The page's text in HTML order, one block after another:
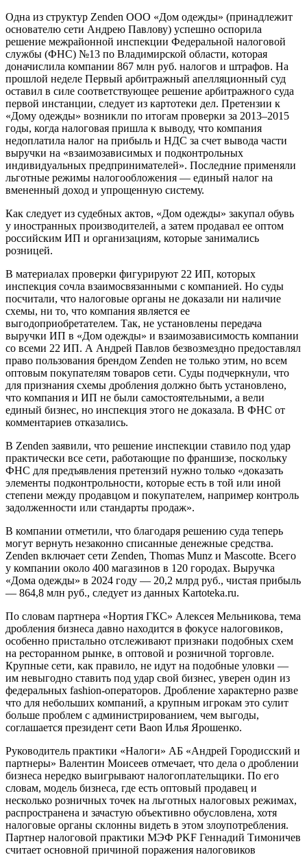
Одна из структур Zenden ООО «Дом одежды» (принадлежит
основателю сети Андрею Павлову) успешно оспорила
решение межрайонной инспекции Федеральной налоговой
службы (ФНС) №13 по Владимирской области, которая
доначислила компании 867 млн руб. налогов и штрафов. На
прошлой неделе Первый арбитражный апелляционный суд
оставил в силе соответствующее решение арбитражного суда
первой инстанции, следует из картотеки дел. Претензии к
«Дому одежды» возникли по итогам проверки за 2013–2015
годы, когда налоговая пришла к выводу, что компания
недоплатила налог на прибыль и НДС за счет вывода части
выручки на «взаимозависимых и подконтрольных
индивидуальных предпринимателей». Последние применяли
льготные режимы налогообложения — единый налог на
вмененный доход и упрощенную систему.
Как следует из судебных актов, «Дом одежды» закупал обувь
у иностранных производителей, а затем продавал ее оптом
российским ИП и организациям, которые занимались
розницей.
В материалах проверки фигурируют 22 ИП, которых
инспекция сочла взаимосвязанными с компанией. Но суды
посчитали, что налоговые органы не доказали ни наличие
схемы, ни то, что компания является ее
выгодоприобретателем. Так, не установлены передача
выручки ИП в «Дом одежды» и взаимозависимость компании
со всеми 22 ИП. А Андрей Павлов безвозмездно предоставлял
право пользования брендом Zenden не только этим, но всем
оптовым покупателям товаров сети. Суды подчеркнули, что
для признания схемы дробления должно быть установлено,
что компания и ИП не были самостоятельными, а вели
единый бизнес, но инспекция этого не доказала. В ФНС от
комментариев отказались.
В Zenden заявили, что решение инспекции ставило под удар
практически все сети, работающие по франшизе, поскольку
ФНС для предъявления претензий нужно только «доказать
элементы подконтрольности, которые есть в той или иной
степени между продавцом и покупателем, например контроль
задолженности или стандарты продаж».
В компании отметили, что благодаря решению суда теперь
могут вернуть незаконно списанные денежные средства.
Zenden включает сети Zenden, Thomas Munz и Mascotte. Всего
у компании около 400 магазинов в 120 городах. Выручка
«Дома одежды» в 2024 году — 20,2 млрд руб., чистая прибыль
— 864,8 млн руб., следует из данных Kartoteka.ru.
По словам партнера «Нортия ГКС» Алексея Мельникова, тема
дробления бизнеса давно находится в фокусе налоговиков,
особенно пристально отслеживают признаки подобных схем
на ресторанном рынке, в оптовой и розничной торговле.
Крупные сети, как правило, не идут на подобные уловки —
им невыгодно ставить под удар свой бизнес, уверен один из
федеральных fashion-операторов. Дробление характерно разве
что для небольших компаний, а крупным игрокам это сулит
больше проблем с администрированием, чем выгоды,
соглашается президент сети Baon Илья Ярошенко.
Руководитель практики «Налоги» АБ «Андрей Городисский и
партнеры» Валентин Моисеев отмечает, что дела о дроблении
бизнеса нередко выигрывают налогоплательщики. По его
словам, модель бизнеса, где есть оптовый продавец и
несколько розничных точек на льготных налоговых режимах,
распространена и зачастую объективно обусловлена, хотя
налоговые органы склонны видеть в этом злоупотребления.
Партнер налоговой практики МЭФ PKF Геннадий Тимоничев
считает основной причиной поражения налоговиков